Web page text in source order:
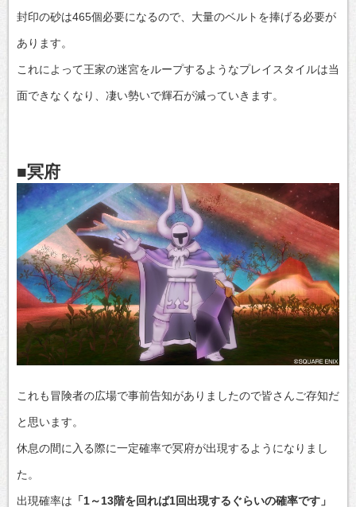
封印の砂は465個必要になるので、大量のベルトを捧げる必要が
あります。
これによって王家の迷宮をループするようなプレイスタイルは当
面できなくなり、凄い勢いで輝石が減っていきます。
■冥府
これも冒険者の広場で事前告知がありましたので皆さんご存知だ
と思います。
休息の間に入る際に一定確率で冥府が出現するようになりまし
た。
出現確率は 「1～13階を回れば1回出現するぐらいの確率です」